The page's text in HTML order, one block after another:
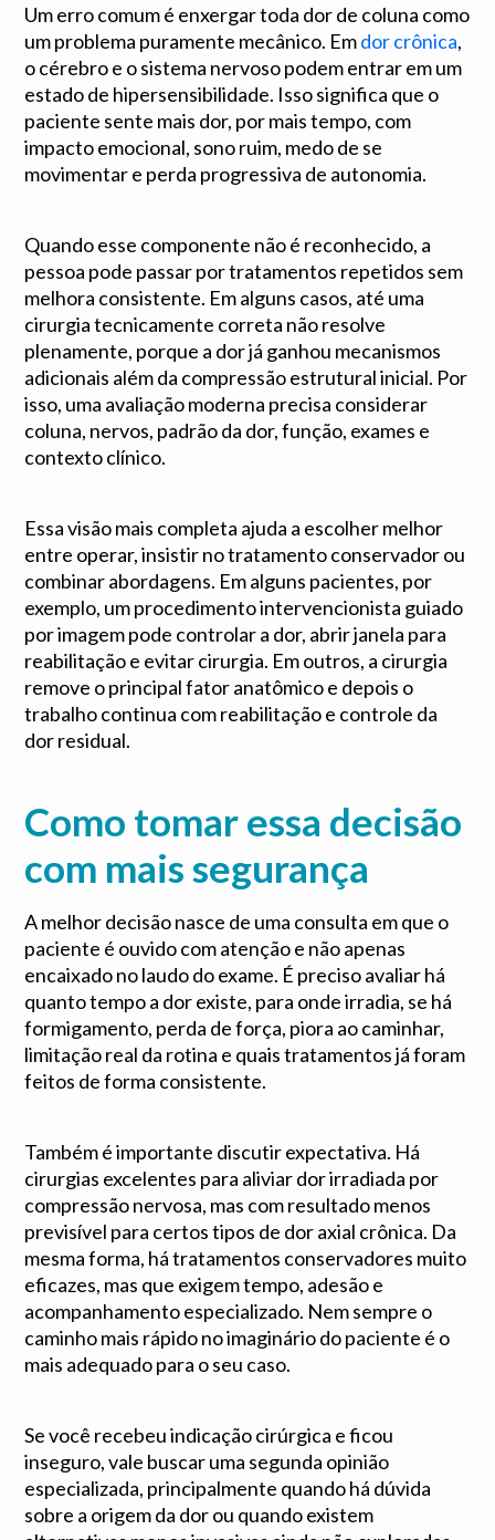
Um erro comum é enxergar toda dor de coluna como
um problema puramente mecânico. Emdor crônica,
o cérebro e o sistema nervoso podem entrar em um
estado de hipersensibilidade. Isso significa que o
paciente sente mais dor, por mais tempo, com
impacto emocional, sono ruim, medo de se
movimentar e perda progressiva de autonomia.
Quando esse componente não é reconhecido, a
pessoa pode passar por tratamentos repetidos sem
melhora consistente. Em alguns casos, até uma
cirurgia tecnicamente correta não resolve
plenamente, porque a dor já ganhou mecanismos
adicionais além da compressão estrutural inicial. Por
isso, uma avaliação moderna precisa considerar
coluna, nervos, padrão da dor, função, exames e
contexto clínico.
Essa visão mais completa ajuda a escolher melhor
entre operar, insistir no tratamento conservador ou
combinar abordagens. Em alguns pacientes, por
exemplo, um procedimento intervencionista guiado
por imagem pode controlar a dor, abrir janela para
reabilitação e evitar cirurgia. Em outros, a cirurgia
remove o principal fator anatômico e depois o
trabalho continua com reabilitação e controle da
dor residual.
Como tomar essa decisão
com mais segurança
A melhor decisão nasce de uma consulta em que o
paciente é ouvido com atenção e não apenas
encaixado no laudo do exame. É preciso avaliar há
quanto tempo a dor existe, para onde irradia, se há
formigamento, perda de força, piora ao caminhar,
limitação real da rotina e quais tratamentos já foram
feitos de forma consistente.
Também é importante discutir expectativa. Há
cirurgias excelentes para aliviar dor irradiada por
compressão nervosa, mas com resultado menos
previsível para certos tipos de dor axial crônica. Da
mesma forma, há tratamentos conservadores muito
eficazes, mas que exigem tempo, adesão e
acompanhamento especializado. Nem sempre o
caminho mais rápido no imaginário do paciente é o
mais adequado para o seu caso.
Se você recebeu indicação cirúrgica e ficou
inseguro, vale buscar uma segunda opinião
especializada, principalmente quando há dúvida
sobre a origem da dor ou quando existem